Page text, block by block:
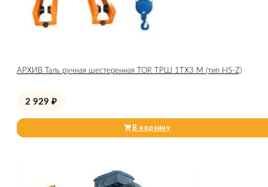
АРХИВ Таль ручная шестеренная TOR ТРШ 1ТХ3 М (тип HS-Z)
2 929 ₽
В корзину